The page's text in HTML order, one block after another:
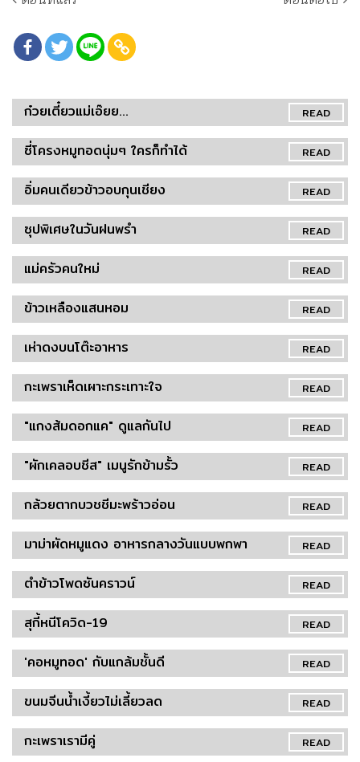
READ
ก๋วยเตี๋ยวแม่เอ๊ยย...
READ
ซี่โครงหมูทอดนุ่มๆ ใครก็ทำได้
READ
อิ่มคนเดียวข้าวอบกุนเชียง
READ
ซุปพิเศษในวันฝนพรำ
READ
แม่ครัวคนใหม่
READ
ข้าวเหลืองแสนหอม
READ
เห่าดงบนโต๊ะอาหาร
READ
กะเพราเห็ดเผาะกระเทาะใจ
READ
"แกงส้มดอกแค" ดูแลกันไป
READ
"ผักเคลอบชีส" เมนูรักข้ามรั้ว
READ
กล้วยตากบวชชีมะพร้าวอ่อน
READ
มาม่าผัดหมูแดง อาหารกลางวันแบบพกพา
READ
ตำข้าวโพดซันคราวน์
READ
สุกี้หนีโควิด-19
READ
'คอหมูทอด' กับแกล้มชั้นดี
READ
ขนมจีนน้ำเงี้ยวไม่เลี้ยวลด
READ
กะเพราเรามีคู่